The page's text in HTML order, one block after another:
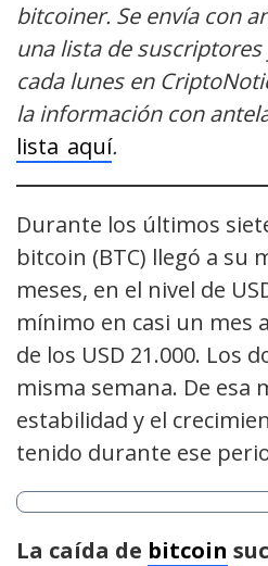
bitcoiner. Se envía con
una lista de suscriptores
cada lunes en
la información con
lista aquí.
Durante los últimos
bitcoin (BTC) llegó a su
meses, en el nivel de
mínimo en casi un mes
de los USD 21.000. Los
misma semana. De esa
estabilidad y el
tenido durante ese
La caída de bitcoin